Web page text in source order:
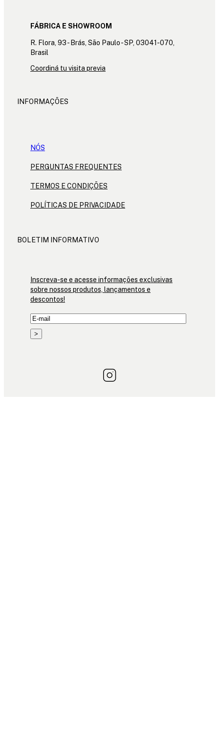
FÁBRICA E SHOWROOM
R. Flora, 93 - Brás, São Paulo - SP, 03041-070,
Brasil
Coordiná tu visita previa
INFORMAÇÕES
NÓS
PERGUNTAS FREQUENTES
TERMOS E CONDIÇÕES
POLÍTICAS DE PRIVACIDADE
BOLETIM INFORMATIVO
Inscreva-se e acesse informações exclusivas
sobre nossos produtos, lançamentos e
descontos!
>